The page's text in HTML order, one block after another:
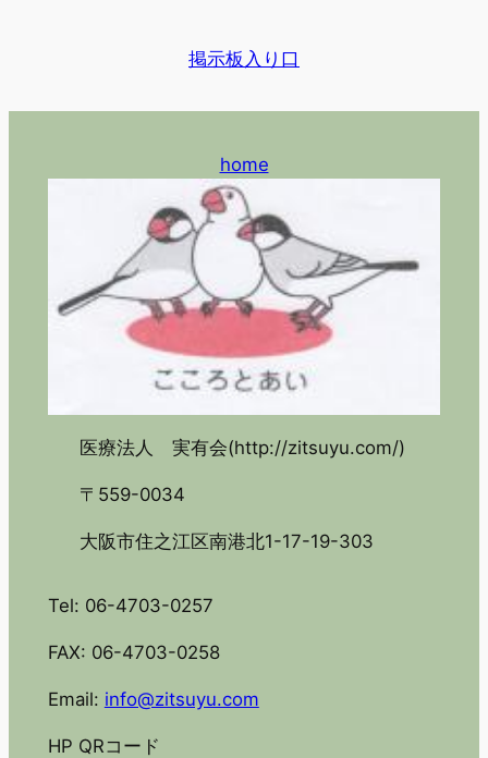
掲示板入り口
home
医療法人 実有会(http://zitsuyu.com/)
〒559-0034
大阪市住之江区南港北1-17-19-303
Tel: 06-4703-0257
FAX: 06-4703-0258
Email: info@zitsuyu.com
HP QRコード